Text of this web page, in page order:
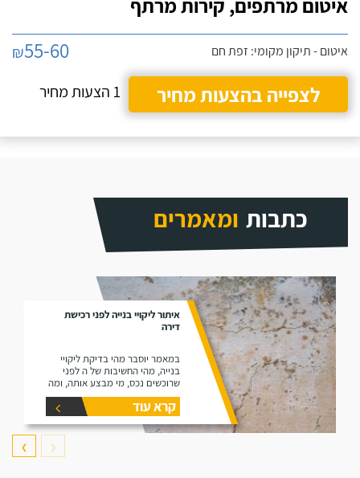
איטום - תיקון מקומי: זפת חם ₪55-60
לצפייה בהצעות מחיר
1 הצעות מחיר
כתבות ומאמרים
איתור ליקויי בנייה לפני רכישת
דירה
במאמר יוסבר מהי בדיקת ליקויי
בנייה, מהי החשיבות של ה לפני
שרוכשים נכס, מי מבצע אותה, ומה
היא כוללת.
קרא עוד
❮
❯